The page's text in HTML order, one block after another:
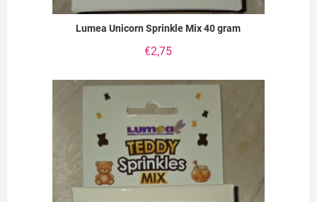
Lumea Unicorn Sprinkle Mix 40 gram
€2,75